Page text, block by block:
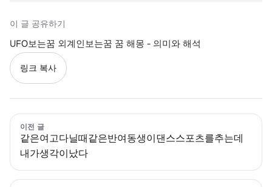
이 글 공유하기
UFO보는꿈 외계인보는꿈 꿈 해몽 - 의미와 해석
링크 복사
이전 글
같은여고다닐때같은반여동생이댄스스포츠를추는데
내가생각이났다